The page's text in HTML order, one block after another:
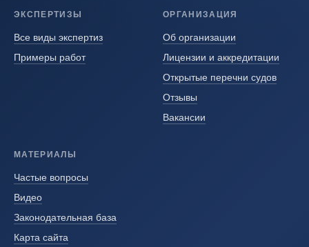
ЭКСПЕРТИЗЫ
Все виды экспертиз
Примеры работ
ОРГАНИЗАЦИЯ
Об организации
Лицензии и аккредитации
Открытые перечни судов
Отзывы
Вакансии
МАТЕРИАЛЫ
Частые вопросы
Видео
Законодательная база
Карта сайта